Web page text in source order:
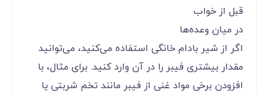
قبل از خواب
در میان وعده‌ها
اگر از شیر بادام خانگی استفاده می‌کنید، می‌توانید
مقدار بیشتری فیبر را در آن وارد کنید. برای مثال، با
افزودن برخی مواد غنی از فیبر مانند تخم شربتی یا